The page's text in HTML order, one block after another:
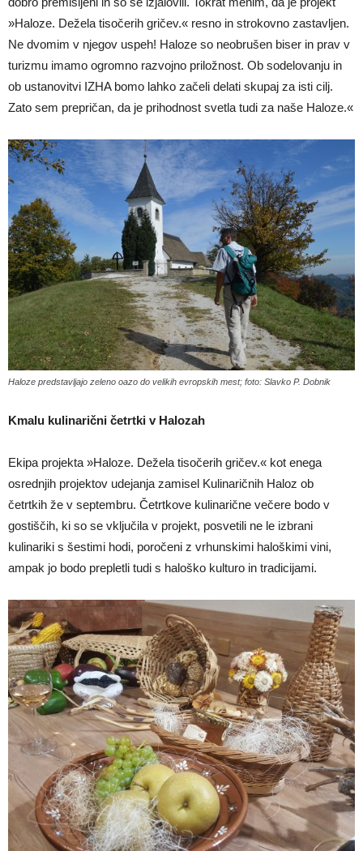
»Haloze. Dežela tisočerih gričev.« resno in strokovno zastavljen.
Ne dvomim v njegov uspeh! Haloze so neobrušen biser in prav v
turizmu imamo ogromno razvojno priložnost. Ob sodelovanju in
ob ustanovitvi IZHA bomo lahko začeli delati skupaj za isti cilj.
Zato sem prepričan, da je prihodnost svetla tudi za naše Haloze.«
Haloze predstavljajo zeleno oazo do velikih evropskih mest; foto: Slavko P. Dobnik
Kmalu kulinarični četrtki v Halozah
Ekipa projekta »Haloze. Dežela tisočerih gričev.« kot enega
osrednjih projektov udejanja zamisel Kulinaričnih Haloz ob
četrtkih že v septembru. Četrtkove kulinarične večere bodo v
gostiščih, ki so se vključila v projekt, posvetili ne le izbrani
kulinariki s šestimi hodi, poročeni z vrhunskimi haloškimi vini,
ampak jo bodo prepletli tudi s haloško kulturo in tradicijami.